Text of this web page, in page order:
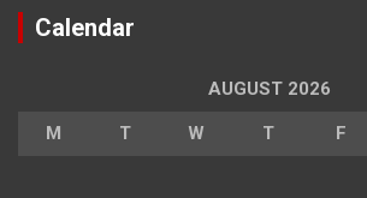
Calendar
AUGUST 2026
M T W T F